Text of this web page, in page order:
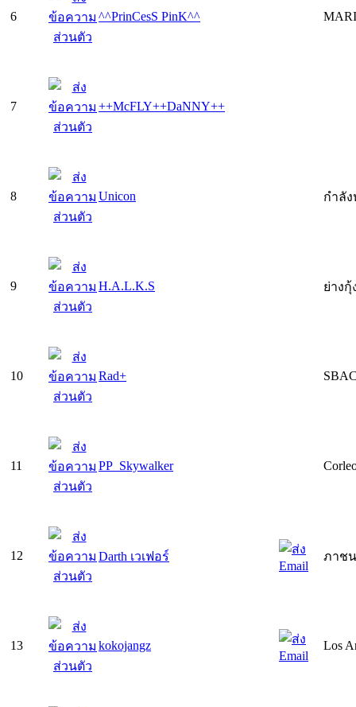
6 ^^PrinCesS PinK^^
7 ++McFLY++DaNNY++
8 Unicon กำลั
9 H.A.L.K.S ย่าง
10 Rad+
11 PP_Skywalker
12 Darth เวเฟอร์ ภาช
13 kokojangz Los